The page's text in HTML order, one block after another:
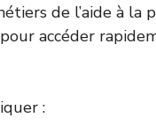
de l’aide à la
accéder
: